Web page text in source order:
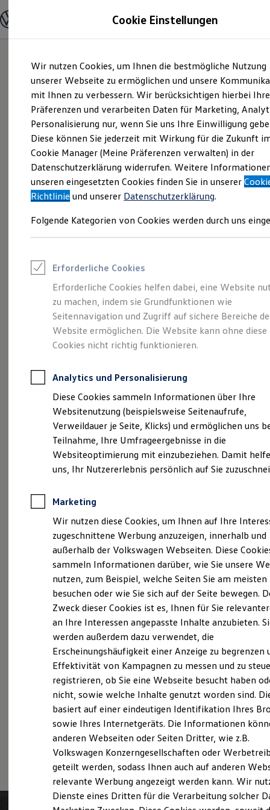
Hauptinhalt
springen
Footer
springen
Modelle und Konfigurator
Modelle vergleichen
Elektroautos
ENERGY Sondermodelle
Nutzfahrzeuge
SUV und CUV
Familienautos
Kombis
Kompaktwagen
Sportwagen
Schnell verfügbare Fahrzeuge
Angebote und Produkte
Aktuelle Angebote
E-Auto-Förderung
Volkswagen Marktplatz
Junge Gebrauchtwagen und Gebrauchtwagen
Saisonangebote
Leasing
Leasing-Angebote
Gebrauchtwagen Leasing
Junge Gebrauchtwagen-Leasing
Elektroauto Leasing
Kleinwagen-Leasing
Leasing ohne Anzahlung
Autokredit mit Schlussrate
Versicherungen und Garantien
Kfz-Versicherung
Restschuldversicherungen
Garantien
Wartungsverträge
Geschäftskunden
Professional Class bei Volkswagen
Großkunden
Behörden
Anpfiff zum Gewinn
Elektroautos
ID. Tutorials
Elektrofahrzeugkonzepte
Reichweite
Reichweite der ID. Modelle
Reichweite im Winter
Laden
Laden unterwegs
Laden Zuhause
Ladezeitensimulator
Batterie
Sicherheit
Garantie und Lebensdauer
Nachhaltigkeit
Technologie
Kosten und Kauf
Verbrauchskosten
Kaufoptionen
E-Auto-Förderung
Software und Konnektivität
Die ID. Software 6
ID. Software Versionen und Updates
Digitale Extras
Schnittstellen zu Ihrem ID.
Der T-Roc
Impressum & Rechtliches
Probefahrt vereinbaren
Fahrzeugangebot anfordern
Servicetermin buchen
Serviceanfrage stellen
Cookie Einstellungen
Wir nutzen Cookies, um Ihnen die bestmögliche Nutzung
unserer Webseite zu ermöglichen und unsere
mit Ihnen zu verbessern. Wir berücksichtigen hierbei Ihre
Präferenzen und verarbeiten Daten für Marketing,
Personalisierung nur, wenn Sie uns Ihre Einwilligung
Diese können Sie jederzeit mit Wirkung für die Zukunft
Cookie Manager (Meine Präferenzen verwalten) in der
Datenschutzerklärung widerrufen. Weitere
unseren eingesetzten Cookies finden Sie in unserer
Richtlinie und unserer Datenschutzerklärung.
Folgende Kategorien von Cookies werden durch uns
Erforderliche Cookies
Erforderliche Cookies helfen dabei, eine Website
zu machen, indem sie Grundfunktionen wie
Seitennavigation und Zugriff auf sichere Bereiche
Website ermöglichen. Die Website kann ohne diese
Cookies nicht richtig funktionieren.
Analytics und Personalisierung
Diese Cookies sammeln Informationen über Ihre
Websitenutzung (beispielsweise Seitenaufrufe,
Verweildauer je Seite, Klicks) und ermöglichen uns
Teilnahme, Ihre Umfrageergebnisse in die
Websiteoptimierung mit einzubeziehen. Damit
uns, Ihr Nutzererlebnis persönlich auf Sie
Marketing
Wir nutzen diese Cookies, um Ihnen auf Ihre
zugeschnittene Werbung anzuzeigen, innerhalb und
außerhalb der Volkswagen Webseiten. Diese
sammeln Informationen darüber, wie Sie unsere
nutzen, zum Beispiel, welche Seiten Sie am meisten
besuchen oder wie Sie sich auf der Seite bewegen.
Zweck dieser Cookies ist es, Ihnen für Sie
an Ihre Interessen angepasste Inhalte anzubieten.
werden außerdem dazu verwendet, die
Erscheinungshäufigkeit einer Anzeige zu begrenzen
Effektivität von Kampagnen zu messen und zu
registrieren, ob Sie eine Webseite besucht haben
nicht, sowie welche Inhalte genutzt worden sind.
basiert auf einer eindeutigen Identifikation Ihres
sowie Ihres Internetgeräts. Die Informationen
anderen Webseiten oder Seiten Dritter, wie z.B.
Volkswagen Konzerngesellschaften oder
geteilt werden, sodass Ihnen auch auf anderen
relevante Werbung angezeigt werden kann. Wir
Dienste eines Dritten für die Verarbeitung solcher